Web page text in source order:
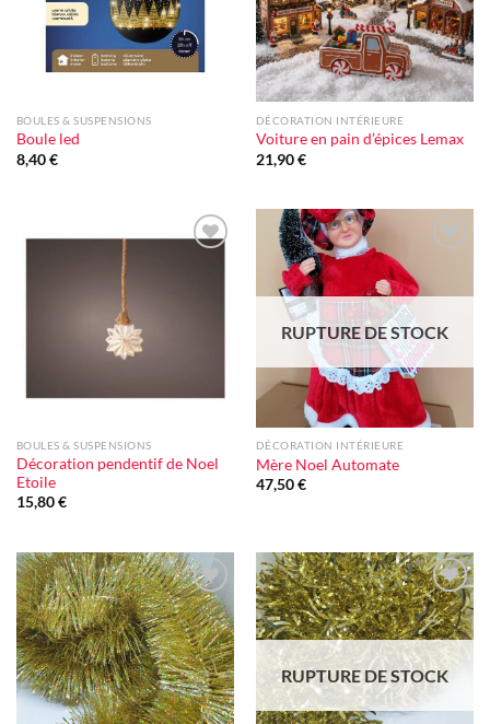
BOULES & SUSPENSIONS
Boule led
8,40€
DÉCORATION INTÉRIEURE
Voiture en pain d’épices Lemax
21,90€
BOULES & SUSPENSIONS
Décoration pendentif de Noel
Etoile
15,80€
d'envie
RUPTURE DE STOCK
DÉCORATION INTÉRIEURE
Mère Noel Automate
47,50€
Ajouter
à la liste
d'envie
Ajouter
à la liste
d'envie
RUPTURE DE STOCK